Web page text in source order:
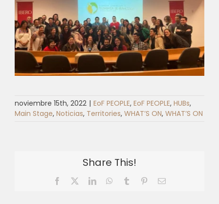
noviembre 15th, 2022 | EoF PEOPLE, EoF PEOPLE, HUBs,
Main Stage, Noticias, Territories, WHAT’S ON, WHAT’S ON
Share This!
Facebook LinkedInWhatsApp
Tumblr PinterestEmail